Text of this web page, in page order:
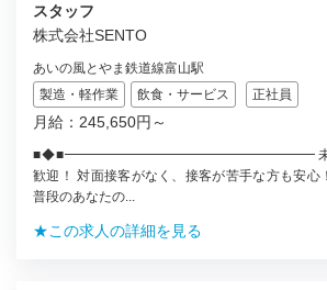
スタッフ
株式会社SENTO
あいの風とやま鉄道線富山駅
製造・軽作業
飲食・サービス 正社員
月給：245,650円～
■◆■━━━━━━━━━━━━━━━━━━━ 未経
歓迎！ 対面接客がなく、接客が苦手な方も安心
普段のあなたの...
★この求人の詳細を見る